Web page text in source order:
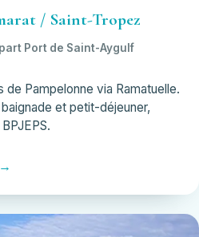
/ Saint-Tropez
Port de Saint-Aygulf
de Pampelonne via Ramatuelle.
et petit-déjeuner,